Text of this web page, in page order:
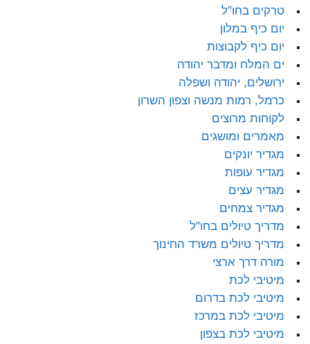
טרקים בחו"ל
יום כיף במלון
יום כיף לקבוצות
ים המלח ומדבר יהודה
ירושלים, יהודה ושפלה
כרמל, רמות מנשה וצפון השרון
לקוחות מרוצים
מאמרים ומושגים
מגדיר יונקים
מגדיר עופות
מגדיר עצים
מגדיר צמחים
מדריך טיולים בחו"ל
מדריך טיולים משרד החינוך
מורה דרך ארצי
מיטיבי לכת
מיטיבי לכת בדרום
מיטיבי לכת במרכז
מיטיבי לכת בצפון